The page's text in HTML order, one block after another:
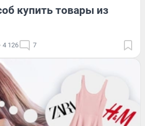
купить товары из
4 126 7